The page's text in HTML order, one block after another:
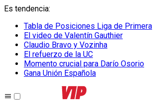
Es tendencia:
Tabla de Posiciones Liga de Primera
El video de Valentín Gauthier
Claudio Bravo y Vozinha
El refuerzo de la UC
Momento crucial para Darío Osorio
Gana Unión Española